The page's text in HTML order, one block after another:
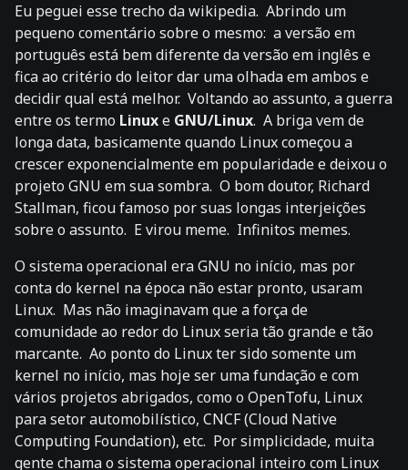
Eu peguei esse trecho da wikipedia. Abrindo um
pequeno comentário sobre o mesmo: a versão em
português está bem diferente da versão em inglês e
fica ao critério do leitor dar uma olhada em ambos e
decidir qual está melhor. Voltando ao assunto, a guerra
entre os termo Linuxe GNU/Linux. A briga vem de
longa data, basicamente quando Linux começou a
crescer exponencialmente em popularidade e deixou o
projeto GNU em sua sombra. O bom doutor, Richard
Stallman, ficou famoso por suas longas interjeições
sobre o assunto. E virou meme. Infinitos memes.
O sistema operacional era GNU no início, mas por
conta do kernel na época não estar pronto, usaram
Linux. Mas não imaginavam que a força de
comunidade ao redor do Linux seria tão grande e tão
marcante. Ao ponto do Linux ter sido somente um
kernel no início, mas hoje ser uma fundação e com
vários projetos abrigados, como o OpenTofu, Linux
para setor automobilístico, CNCF (Cloud Native
Computing Foundation), etc. Por simplicidade, muita
gente chama o sistema operacional inteiro com Linux